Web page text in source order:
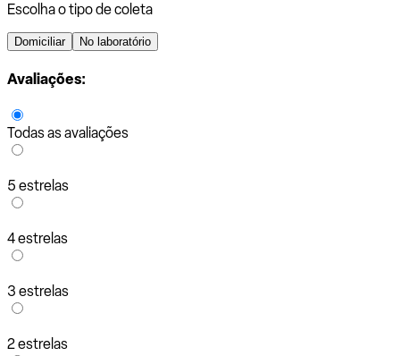
Escolha o tipo de coleta
Domiciliar No laboratório
Avaliações:
Todas as avaliações
5 estrelas
4 estrelas
3 estrelas
2 estrelas